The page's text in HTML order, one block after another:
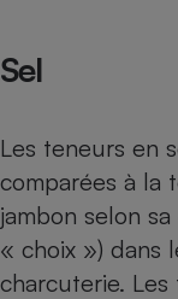
Sel
Les teneurs en
comparées à la
jambon selon
« choix ») dans
charcuterie.